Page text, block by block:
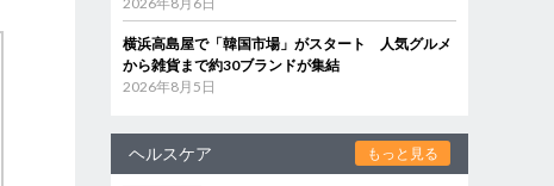
横浜高島屋で「韓国市場」がスタート 人気グルメ
から雑貨まで約30ブランドが集結
2026年8月5日
ヘルスケア もっと見る